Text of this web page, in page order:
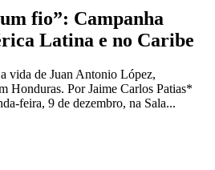
fio”: Campanha
Latina e no Caribe
vida de Juan Antonio López,
Honduras. Por Jaime Carlos Patias*
feira, 9 de dezembro, na Sala...